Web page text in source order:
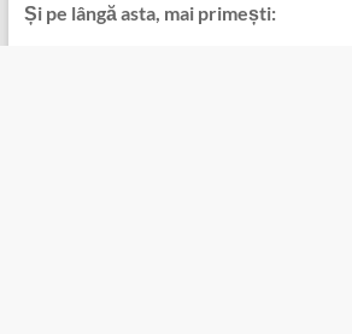
Și pe lângă asta, mai primești: